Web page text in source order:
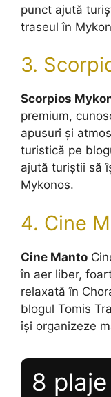
punct ajută
traseul în
3.
Scorpios
premium,
apusuri și
turistică pe
ajută turiștii să
Mykonos.
4. Cine
Cine Manto
în aer liber,
relaxată în
blogul Tomis
își organizeze
8